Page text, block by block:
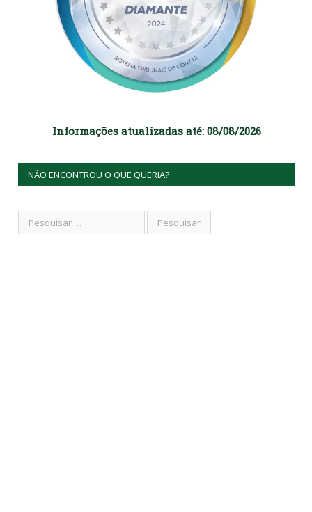
Informações atualizadas até: 08/08/2026
NÃO ENCONTROU O QUE QUERIA?